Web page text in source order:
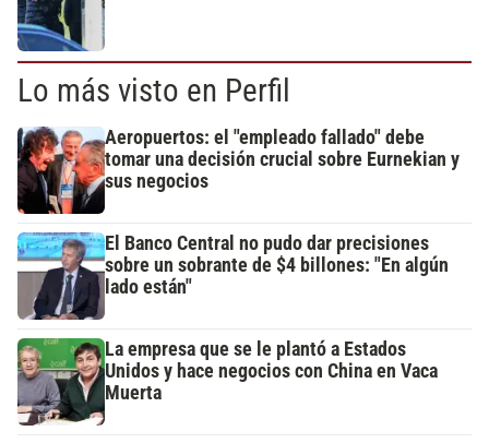
Lo más visto en Perfil
Aeropuertos: el "empleado fallado" debe
tomar una decisión crucial sobre Eurnekian y
sus negocios
El Banco Central no pudo dar precisiones
sobre un sobrante de $4 billones: "En algún
lado están"
La empresa que se le plantó a Estados
Unidos y hace negocios con China en Vaca
Muerta